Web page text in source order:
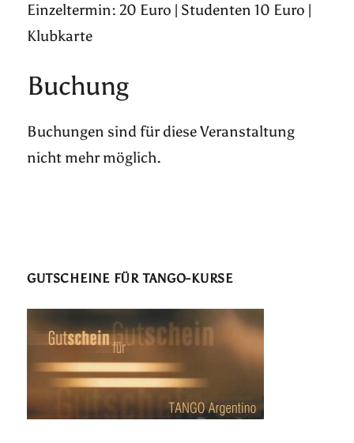
Einzeltermin: 20 Euro | Studenten 10 Euro |
Klubkarte
Buchung
Buchungen sind für diese Veranstaltung
nicht mehr möglich.
GUTSCHEINE FÜR TANGO-KURSE